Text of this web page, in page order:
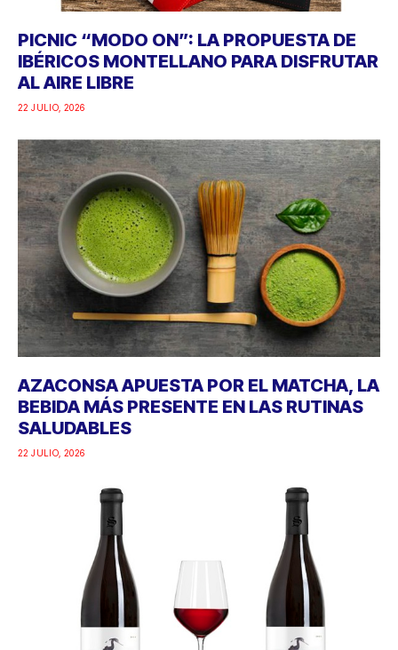
PICNIC “MODO ON”: LA PROPUESTA DE
IBÉRICOS MONTELLANO PARA DISFRUTAR
AL AIRE LIBRE
22 JULIO, 2026
AZACONSA APUESTA POR EL MATCHA, LA
BEBIDA MÁS PRESENTE EN LAS RUTINAS
SALUDABLES
22 JULIO, 2026